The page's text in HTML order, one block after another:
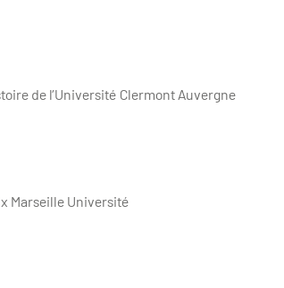
de l’Université Clermont Auvergne
Marseille Université